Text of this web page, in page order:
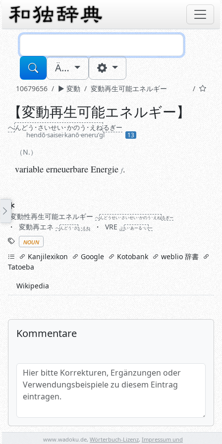
Ä…
10679656 変動 変動再生可能エネルギー
N.
variable erneuerbareEnergief.
【変動再生可能エネルギー】
へんどう･さいせい･かのう･えねるぎー
hendō·saisei·kanō·eneruʼgī
13
N.
variable erneuerbare Energie f.
Synonyme
変動性再生可能エネルギー へん どうせい･さいせい･かのう･えねるぎー
変動再エネ へん どう･さいえね VRE ぶい･あーる･いー
Stichworte
noun
linksKanjilexikon Google Kotobank
weblio 辞書
Tatoeba
Wikipedia
Kommentare
Hier bitte Korrekturen, Ergänzungen oder
Name (optional)
www.wadoku.de, Wörterbuch-Lizenz, Impressum und